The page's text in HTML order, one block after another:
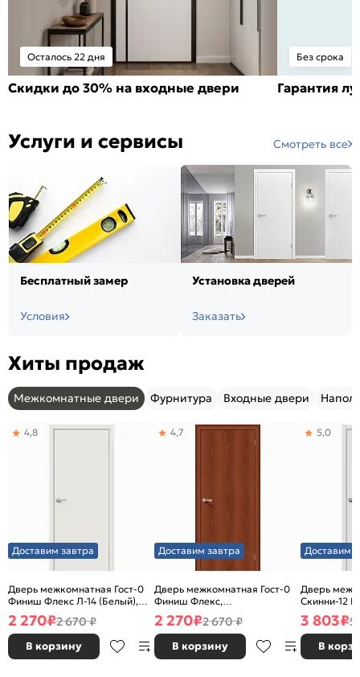
Осталось 22 дня
Скидки до 30% на входные двери
Без срока
Гарантия
Услуги и сервисы Смотреть все
Бесплатный замер
Условия
Установка дверей
Заказать
Хиты продаж
Межкомнатные двери Фурнитура Входные двери
Доставим завтра
Дверь межкомнатная Гост-0
Финиш Флекс Л-14 (Белый),
глухая, каркасно-щитовая
4,8
2 270₽2 670 ₽
В корзину
Доставим завтра
Дверь межкомнатная Гост-0
Финиш Флекс,
Ламинированные Л-11
(ИталОрех), глухая, каркасно-
щитовая
4,7
2 270₽2 670 ₽
В корзину
Доставим
Дверь
Скинни-12
глухая,
5,0
3 803₽5
В